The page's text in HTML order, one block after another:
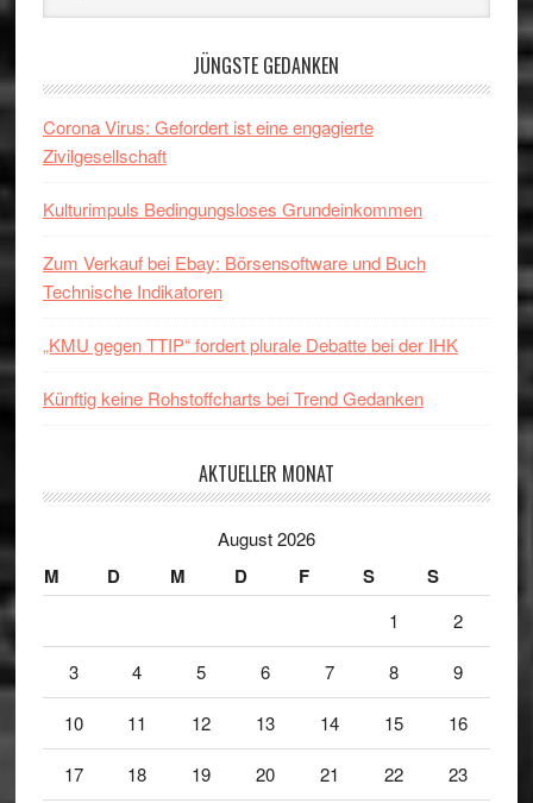
website
JÜNGSTE GEDANKEN
Corona Virus: Gefordert ist eine engagierte
Zivilgesellschaft
Kulturimpuls Bedingungsloses Grundeinkommen
Zum Verkauf bei Ebay: Börsensoftware und Buch
Technische Indikatoren
„KMU gegen TTIP“ fordert plurale Debatte bei der IHK
Künftig keine Rohstoffcharts bei Trend Gedanken
AKTUELLER MONAT
August 2026
M D M D F S S
1 2
3 4 5 6 7 8 9
10 11 12 13 14 15 16
17 18 19 20 21 22 23